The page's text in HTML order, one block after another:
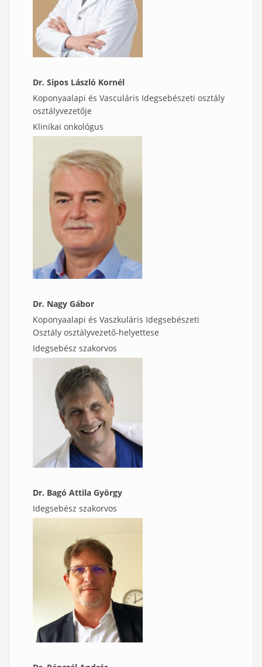
Dr. Sipos László Kornél
Koponyaalapi és Vasculáris Idegsebészeti osztály
osztályvezetője
Klinikai onkológus
Dr. Nagy Gábor
Koponyaalapi és Vaszkuláris Idegsebészeti
Osztály osztályvezető-helyettese
Idegsebész szakorvos
Dr. Bagó Attila György
Idegsebész szakorvos